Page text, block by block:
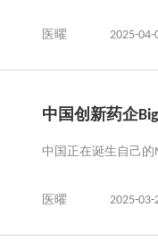
医曜 2025-04-
中国创新药企
中国正在诞生自己的
医曜 2025-03-